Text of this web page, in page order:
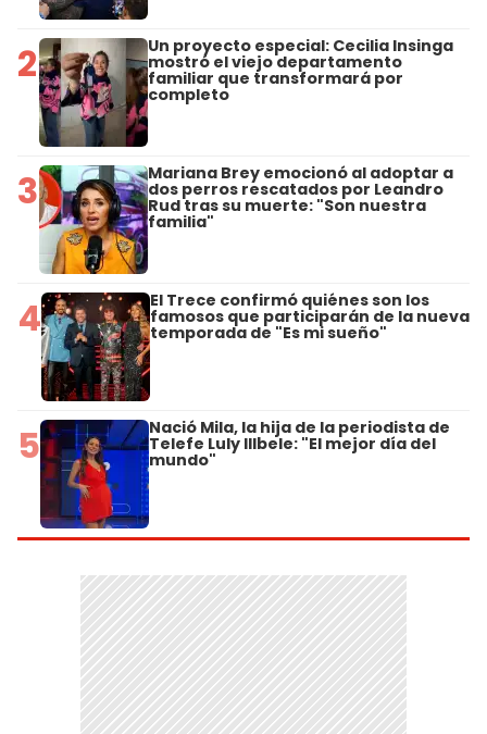
2 Un proyecto especial: Cecilia Insinga
mostró el viejo departamento
familiar que transformará por
completo
3 Mariana Brey emocionó al adoptar a
dos perros rescatados por Leandro
Rud tras su muerte: "Son nuestra
familia"
4 El Trece confirmó quiénes son los
famosos que participarán de la nueva
temporada de "Es mi sueño"
5 Nació Mila, la hija de la periodista de
Telefe Luly Illbele: "El mejor día del
mundo"